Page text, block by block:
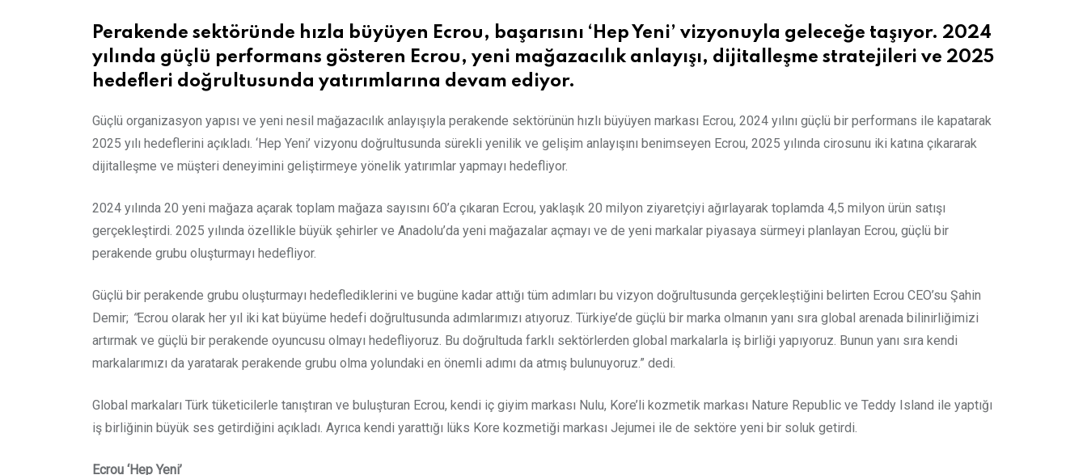
Perakende sektöründe hızla büyüyen Ecrou, başarısını ‘Hep Yeni’ vizyonuyla geleceğe taşıyor. 2024
yılında güçlü performans gösteren Ecrou, yeni mağazacılık anlayışı, dijitalleşme stratejileri ve 2025
hedefleri doğrultusunda yatırımlarına devam ediyor.
Güçlü organizasyon yapısı ve yeni nesil mağazacılık anlayışıyla perakende sektörünün hızlı büyüyen markası Ecrou, 2024 yılını güçlü bir performans ile kapatarak
2025 yılı hedeflerini açıkladı. ‘Hep Yeni’ vizyonu doğrultusunda sürekli yenilik ve gelişim anlayışını benimseyen Ecrou, 2025 yılında cirosunu iki katına çıkararak
dijitalleşme ve müşteri deneyimini geliştirmeye yönelik yatırımlar yapmayı hedefliyor.
2024 yılında 20 yeni mağaza açarak toplam mağaza sayısını 60’a çıkaran Ecrou, yaklaşık 20 milyon ziyaretçiyi ağırlayarak toplamda 4,5 milyon ürün satışı
gerçekleştirdi. 2025 yılında özellikle büyük şehirler ve Anadolu’da yeni mağazalar açmayı ve de yeni markalar piyasaya sürmeyi planlayan Ecrou, güçlü bir
perakende grubu oluşturmayı hedefliyor.
Güçlü bir perakende grubu oluşturmayı hedeflediklerini ve bugüne kadar attığı tüm adımları bu vizyon doğrultusunda gerçekleştiğini belirten Ecrou CEO’su Şahin
Demir; “Ecrou olarak her yıl iki kat büyüme hedefi doğrultusunda adımlarımızı atıyoruz. Türkiye’de güçlü bir marka olmanın yanı sıra global arenada bilinirliğimizi
artırmak ve güçlü bir perakende oyuncusu olmayı hedefliyoruz. Bu doğrultuda farklı sektörlerden global markalarla iş birliği yapıyoruz. Bunun yanı sıra kendi
markalarımızı da yaratarak perakende grubu olma yolundaki en önemli adımı da atmış bulunuyoruz.” dedi.
Global markaları Türk tüketicilerle tanıştıran ve buluşturan Ecrou, kendi iç giyim markası Nulu, Kore’li kozmetik markası Nature Republic ve Teddy Island ile yaptığı
iş birliğinin büyük ses getirdiğini açıkladı. Ayrıca kendi yarattığı lüks Kore kozmetiği markası Jejumei ile de sektöre yeni bir soluk getirdi.
Ecrou ‘Hep Yeni’